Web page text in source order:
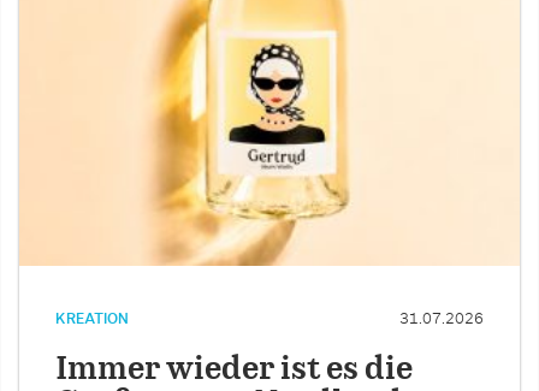
KREATION 31.07.2026
Immer wieder ist es die